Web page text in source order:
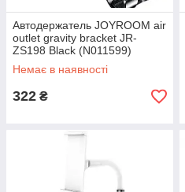
Автодержатель JOYROOM air
outlet gravity bracket JR-
ZS198 Black (N011599)
Немає в наявності
322 ₴